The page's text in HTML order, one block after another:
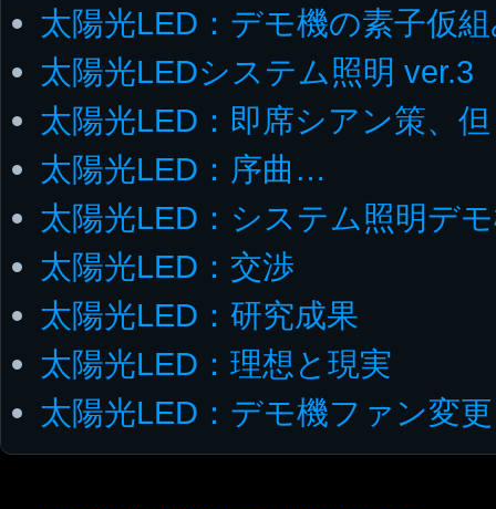
太陽光LED：デモ機の素子仮
太陽光LEDシステム照明 ver.3
太陽光LED：即席シアン策、
太陽光LED：序曲…
太陽光LED：システム照明デ
太陽光LED：交渉
太陽光LED：研究成果
太陽光LED：理想と現実
太陽光LED：デモ機ファン変更